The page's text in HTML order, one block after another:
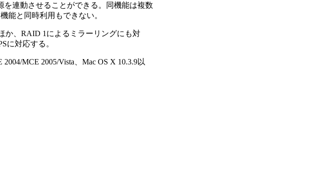
連動させることができる。同機能は複数
能と同時利用もできない。
か、RAID 1によるミラーリングにも対
に対応する。
MCE 2005/Vista、Mac OS X 10.3.9以